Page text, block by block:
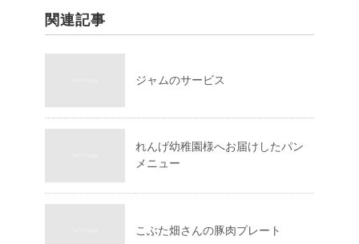
関連記事
ジャムのサービス
れんげ幼稚園様へお届けしたパン
メニュー
こぶた畑さんの豚肉プレート